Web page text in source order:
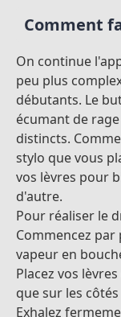
Comment
On continue
peu plus
débutants. Le
écumant de
distincts.
stylo que vous
vos lèvres pour
d'autre.
Pour réaliser le
Commencez
vapeur en
Placez vos
que sur les côtés
Exhalez